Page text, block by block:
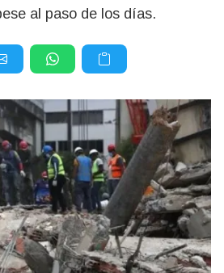
al paso de los días.